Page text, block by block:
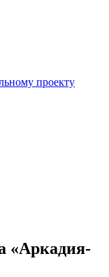
проекту
«Аркадия-